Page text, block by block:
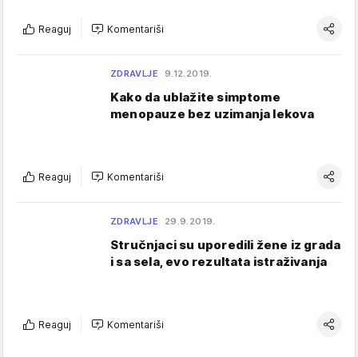
Reaguj Komentariši
ZDRAVLJE 9.12.2019.
Kako da ublažite simptome
menopauze bez uzimanja lekova
Reaguj Komentariši
ZDRAVLJE 29.9.2019.
Stručnjaci su uporedili žene iz grada
i sa sela, evo rezultata istraživanja
Reaguj Komentariši